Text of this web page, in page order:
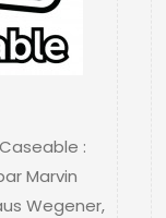
:
Marvin
Wegener,